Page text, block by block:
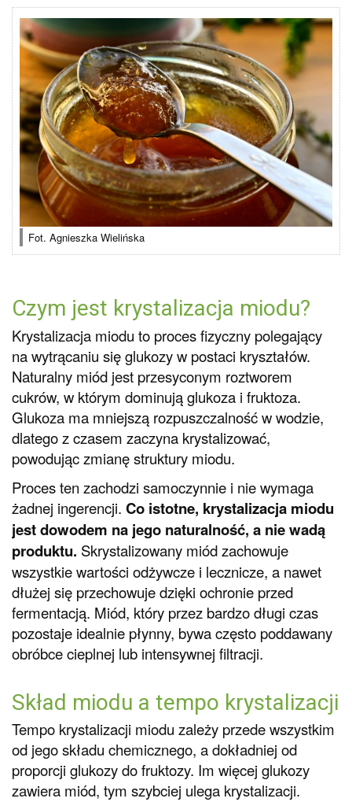
Fot. Agnieszka Wielińska
Czym jest krystalizacja miodu?
Krystalizacja miodu to proces fizyczny polegający
na wytrącaniu się glukozy w postaci kryształów.
Naturalny miód jest przesyconym roztworem
cukrów, w którym dominują glukoza i fruktoza.
Glukoza ma mniejszą rozpuszczalność w wodzie,
dlatego z czasem zaczyna krystalizować,
powodując zmianę struktury miodu.
Proces ten zachodzi samoczynnie i nie wymaga
żadnej ingerencji. Co istotne, krystalizacja miodu
jest dowodem na jego naturalność, a nie wadą
produktu. Skrystalizowany miód zachowuje
wszystkie wartości odżywcze i lecznicze, a nawet
dłużej się przechowuje dzięki ochronie przed
fermentacją. Miód, który przez bardzo długi czas
pozostaje idealnie płynny, bywa często poddawany
obróbce cieplnej lub intensywnej filtracji.
Skład miodu a tempo krystalizacji
Tempo krystalizacji miodu zależy przede wszystkim
od jego składu chemicznego, a dokładniej od
proporcji glukozy do fruktozy. Im więcej glukozy
zawiera miód, tym szybciej ulega krystalizacji.